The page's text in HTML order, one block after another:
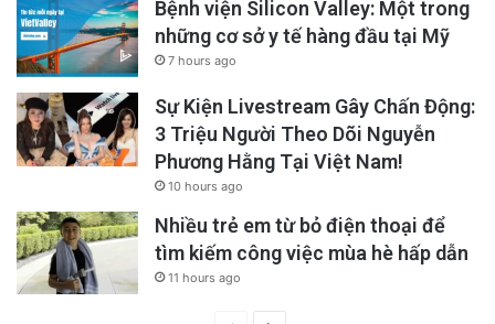
Bệnh viện Silicon Valley: Một trong
những cơ sở y tế hàng đầu tại Mỹ
7 hours ago
Sự Kiện Livestream Gây Chấn Động:
3 Triệu Người Theo Dõi Nguyễn
Phương Hằng Tại Việt Nam!
10 hours ago
Nhiều trẻ em từ bỏ điện thoại để
tìm kiếm công việc mùa hè hấp dẫn
11 hours ago